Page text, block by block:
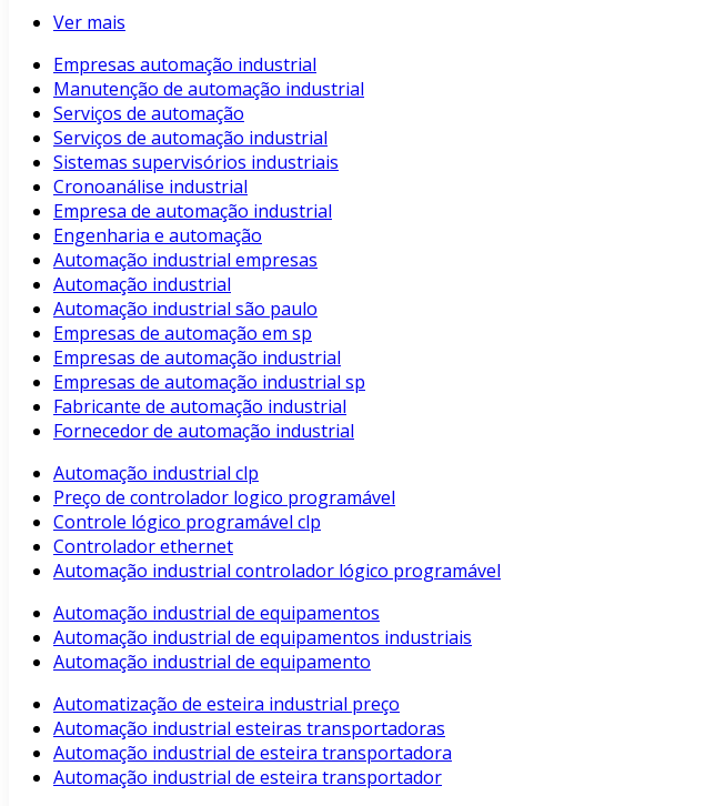
Ver mais
Empresas automação industrial
Manutenção de automação industrial
Serviços de automação
Serviços de automação industrial
Sistemas supervisórios industriais
Cronoanálise industrial
Empresa de automação industrial
Engenharia e automação
Automação industrial empresas
Automação industrial
Automação industrial são paulo
Empresas de automação em sp
Empresas de automação industrial
Empresas de automação industrial sp
Fabricante de automação industrial
Fornecedor de automação industrial
Automação industrial clp
Preço de controlador logico programável
Controle lógico programável clp
Controlador ethernet
Automação industrial controlador lógico programável
Automação industrial de equipamentos
Automação industrial de equipamentos industriais
Automação industrial de equipamento
Automatização de esteira industrial preço
Automação industrial esteiras transportadoras
Automação industrial de esteira transportadora
Automação industrial de esteira transportador